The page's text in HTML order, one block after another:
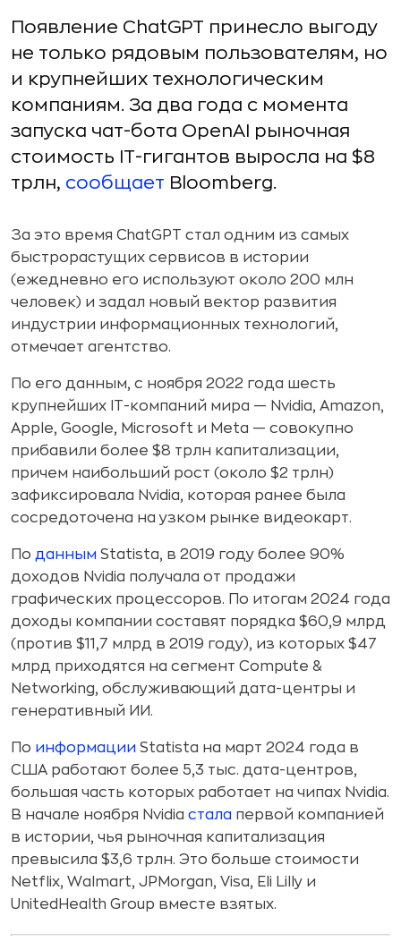
Появление ChatGPT принесло выгоду
не только рядовым пользователям, но
и крупнейших технологическим
компаниям. За два года с момента
запуска чат-бота OpenAI рыночная
стоимость IT-гигантов выросла на $8
трлн, сообщает Bloomberg.
За это время ChatGPT стал одним из самых
быстрорастущих сервисов в истории
(ежедневно его используют около 200 млн
человек) и задал новый вектор развития
индустрии информационных технологий,
отмечает агентство.
По его данным, с ноября 2022 года шесть
крупнейших IT-компаний мира — Nvidia, Amazon,
Apple, Google, Microsoft и Meta — совокупно
прибавили более $8 трлн капитализации,
причем наибольший рост (около $2 трлн)
зафиксировала Nvidia, которая ранее была
сосредоточена на узком рынке видеокарт.
По данным Statista, в 2019 году более 90%
доходов Nvidia получала от продажи
графических процессоров. По итогам 2024 года
доходы компании составят порядка $60,9 млрд
(против $11,7 млрд в 2019 году), из которых $47
млрд приходятся на сегмент Compute &
Networking, обслуживающий дата-центры и
генеративный ИИ.
По информации Statista на март 2024 года в
США работают более 5,3 тыс. дата-центров,
большая часть которых работает на чипах Nvidia.
В начале ноября Nvidia стала первой компанией
в истории, чья рыночная капитализация
превысила $3,6 трлн. Это больше стоимости
Netflix, Walmart, JPMorgan, Visa, Eli Lilly и
UnitedHealth Group вместе взятых.